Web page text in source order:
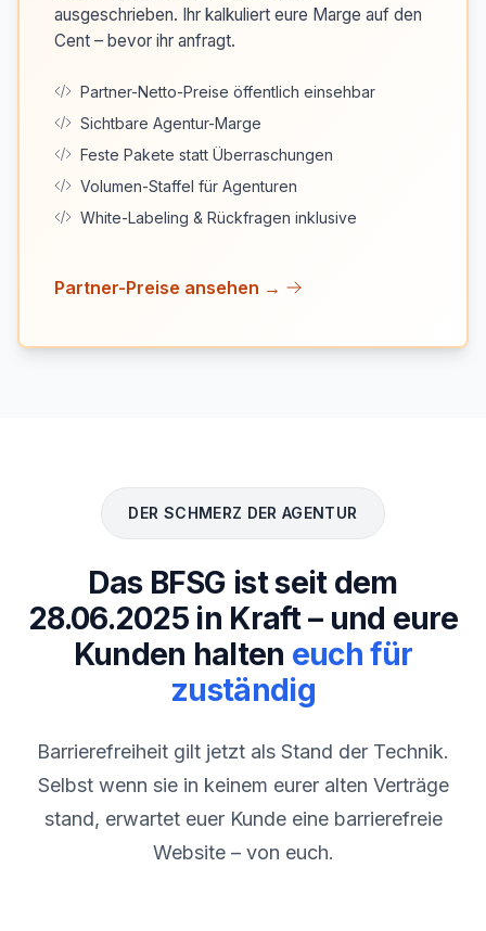
ausgeschrieben. Ihr kalkuliert eure Marge auf den
Cent – bevor ihr anfragt.
Partner-Netto-Preise öffentlich einsehbar
Sichtbare Agentur-Marge
Feste Pakete statt Überraschungen
Volumen-Staffel für Agenturen
White-Labeling & Rückfragen inklusive
Partner-Preise ansehen →
DER SCHMERZ DER AGENTUR
Das BFSG ist seit dem
28.06.2025 in Kraft – und eure
Kunden halten euch für
zuständig
Barrierefreiheit gilt jetzt als Stand der Technik.
Selbst wenn sie in keinem eurer alten Verträge
stand, erwartet euer Kunde eine barrierefreie
Website – von euch.